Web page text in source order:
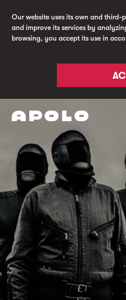
Our website uses its own and
and improve its services by
browsing, you accept its use in